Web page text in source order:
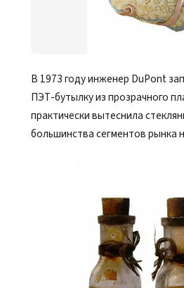
В 1973 году инженер DuPont
ПЭТ-бутылку из прозрачного
практически вытеснила
большинства сегментов рынка